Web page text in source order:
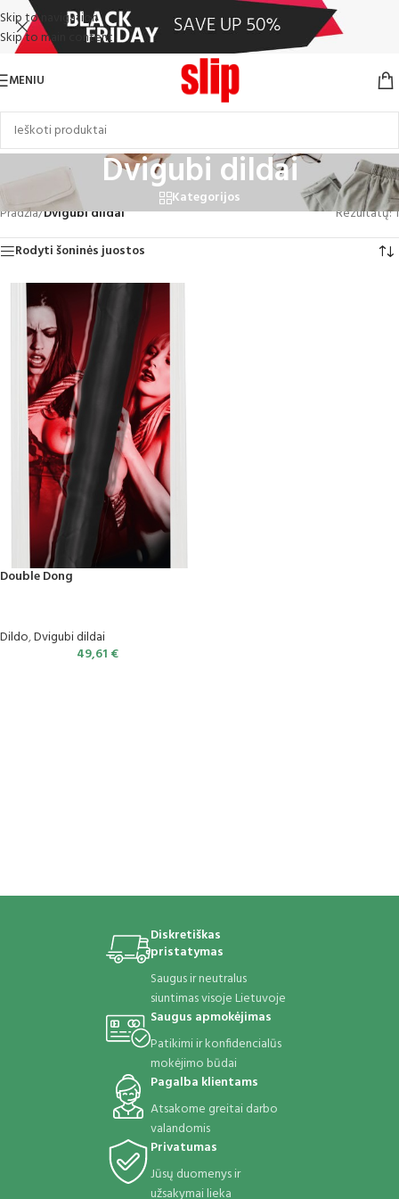
Skip to navigation
Skip to main content
MENIU
Dvigubi dildai
Kategorijos
Pradžia/Dvigubi dildai
Rezultatų: 1
Rodyti šoninės juostos
Double Dong
Dildo,Dvigubi dildai
49,61 €
Diskretiškas
pristatymas
Saugus ir neutralus
siuntimas visoje Lietuvoje
Saugus apmokėjimas
Patikimi ir konfidencialūs
mokėjimo būdai
Pagalba klientams
Atsakome greitai darbo
valandomis
Privatumas
Jūsų duomenys ir
užsakymai lieka